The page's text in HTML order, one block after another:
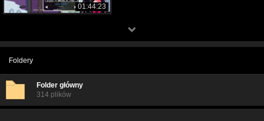
01:44:23
Foldery
Folder główny
314 plików